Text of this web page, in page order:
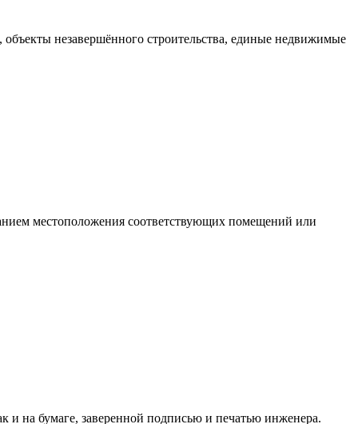
незавершённого строительства, единые недвижимые
местоположения соответствующих помещений или
и на бумаге, заверенной подписью и печатью инженера.